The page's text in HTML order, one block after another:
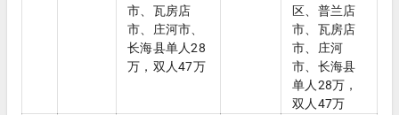
市、瓦房店
市、庄河市、
长海县单人28
万，双人47万
区、普兰店
市、瓦房店
市、庄河
市、长海县
单人28万，
双人47万